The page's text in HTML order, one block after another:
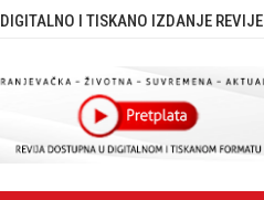
DIGITALNO I TISKANO IZDANJE REVIJE